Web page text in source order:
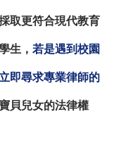
取更符合現代教育
生， 若是遇到校園
即尋求專業律師的
貝兒女的法律權